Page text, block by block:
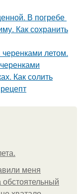
В погребе
Как сохранить
летом.
Как солить
меня
обстоятельный